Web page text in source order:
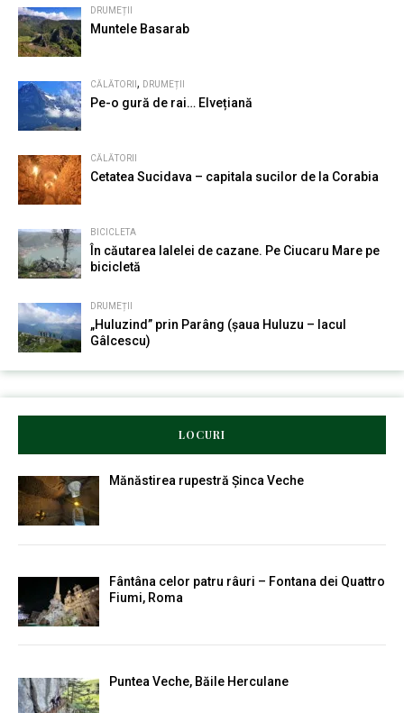
DRUMEȚII
Muntele Basarab
CĂLĂTORII , DRUMEȚII
Pe-o gură de rai… Elvețiană
CĂLĂTORII
Cetatea Sucidava – capitala sucilor de la Corabia
BICICLETA
În căutarea lalelei de cazane. Pe Ciucaru Mare pe
bicicletă
DRUMEȚII
„Huluzind” prin Parâng (șaua Huluzu – lacul
Gâlcescu)
LOCURI
Mănăstirea rupestră Șinca Veche
Fântâna celor patru râuri – Fontana dei Quattro
Fiumi, Roma
Puntea Veche, Băile Herculane